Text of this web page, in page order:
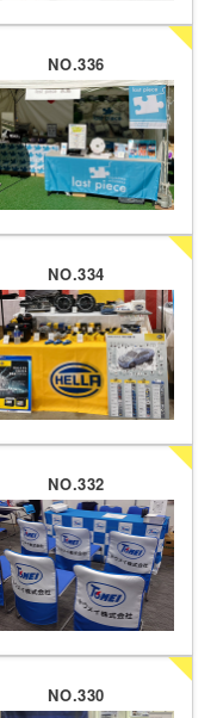
NO.336
NO.334
NO.332
NO.330